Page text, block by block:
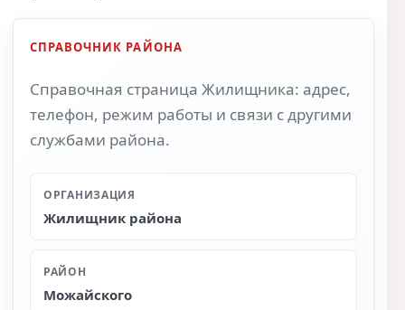
СПРАВОЧНИК РАЙОНА
Справочная страница Жилищника: адрес,
телефон, режим работы и связи с другими
службами района.
ОРГАНИЗАЦИЯ
Жилищник района
РАЙОН
Можайского